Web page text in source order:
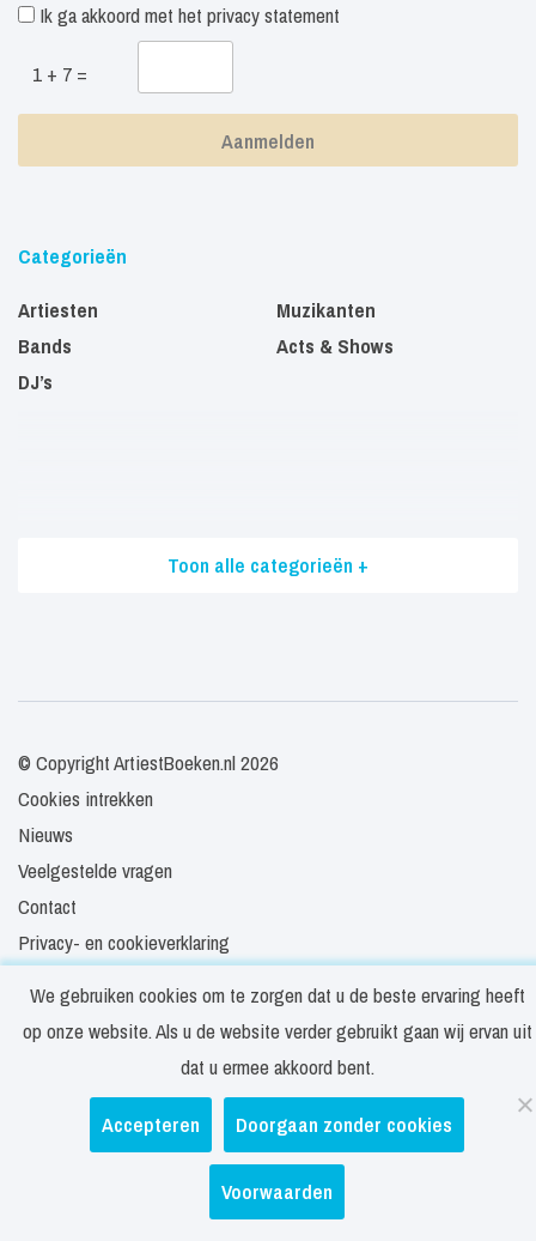
Ik ga akkoord met het privacy statement
1 + 7 =
Categorieën
Artiesten
Bands
DJ’s
Muzikanten
Acts & Shows
Toon alle categorieën +
© Copyright ArtiestBoeken.nl 2026
Cookies intrekken
Nieuws
Veelgestelde vragen
Contact
Privacy- en cookieverklaring
Algemene voorwaarden
We gebruiken cookies om te zorgen dat u de beste ervaring heeft
op onze website. Als u de website verder gebruikt gaan wij ervan uit
dat u ermee akkoord bent.
Accepteren Doorgaan zonder cookies
Voorwaarden